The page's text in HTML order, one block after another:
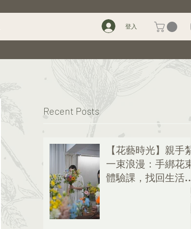
登入
Recent Posts
【花藝時光】親手紮
一束浪漫：手綁花束
體驗課，找回生活的